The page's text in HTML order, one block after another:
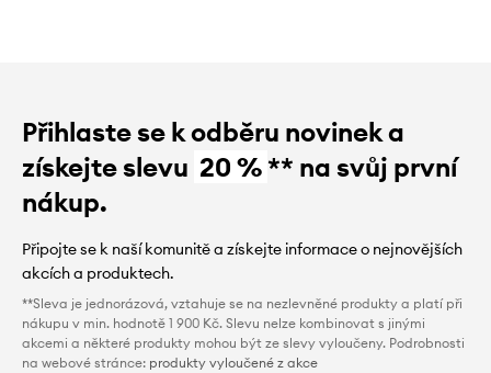
Přihlaste se k odběru novinek a
získejte slevu 20 %** na svůj první
nákup.
Připojte se k naší komunitě a získejte informace o nejnovějších
akcích a produktech.
**Sleva je jednorázová, vztahuje se na nezlevněné produkty a platí při
nákupu v min. hodnotě 1 900 Kč. Slevu nelze kombinovat s jinými
akcemi a některé produkty mohou být ze slevy vyloučeny. Podrobnosti
na webové stránce: produkty vyloučené z akce